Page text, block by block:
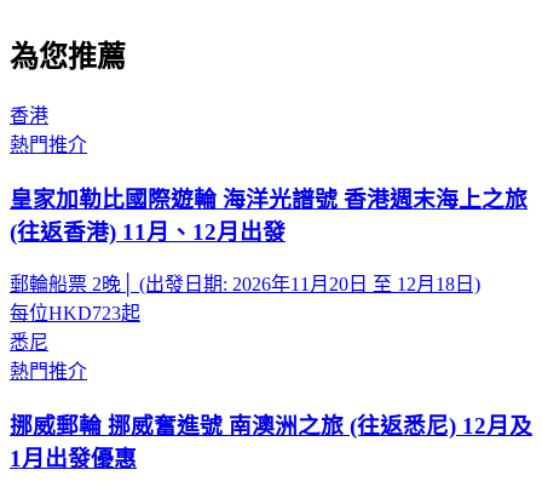
為您推薦
香港
熱門推介
皇家加勒比國際遊輪 海洋光譜號 香港週末海上之旅
(往返香港) 11月、12月出發
郵輪船票 2晚│ (出發日期: 2026年11月20日 至 12月18日)
每位HKD723起
悉尼
熱門推介
挪威郵輪 挪威奮進號 南澳洲之旅 (往返悉尼) 12月及
1月出發優惠